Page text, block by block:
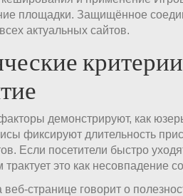
площадки. Защищённое
актуальных сайтов.
демонстрируют, как
фиксируют длительность
Если посетители быстро
трактует это как несовпадение
странице говорит о